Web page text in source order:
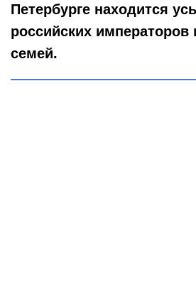
Петербурге находится
российских императоров
семей.